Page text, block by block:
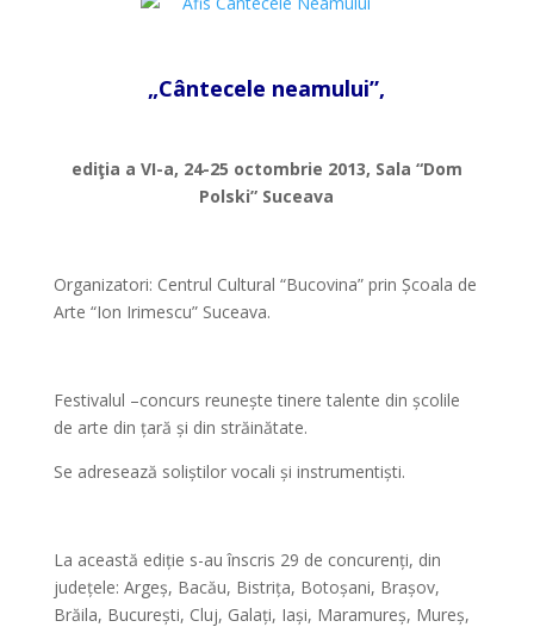
„Cântecele neamului”,
ediţia a VI-a, 24-25 octombrie 2013, Sala “Dom
Polski” Suceava
Organizatori: Centrul Cultural “Bucovina” prin Școala de
Arte “Ion Irimescu” Suceava.
Festivalul –concurs reunește tinere talente din școlile
de arte din țară și din străinătate.
Se adresează soliștilor vocali și instrumentiști.
La această ediție s-au înscris 29 de concurenți, din
județele: Argeș, Bacău, Bistrița, Botoșani, Brașov,
Brăila, București, Cluj, Galați, Iași, Maramureș, Mureș,